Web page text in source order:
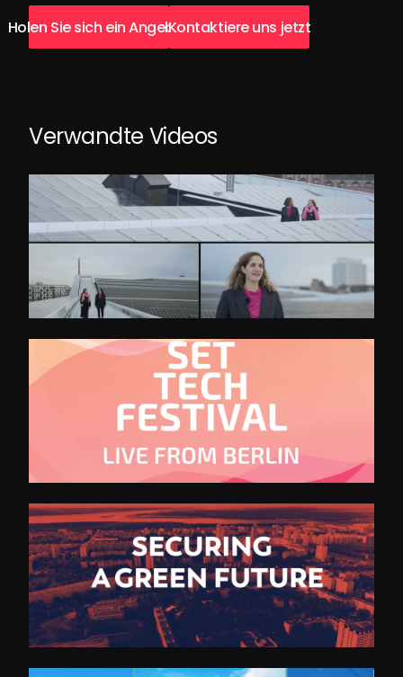
Holen Sie sich ein AngebotKontaktiere uns jetzt
Verwandte Videos
Deutsch-Israel Energiepartnerschaft
SET Trailer 2021
BETD Trailer 2023